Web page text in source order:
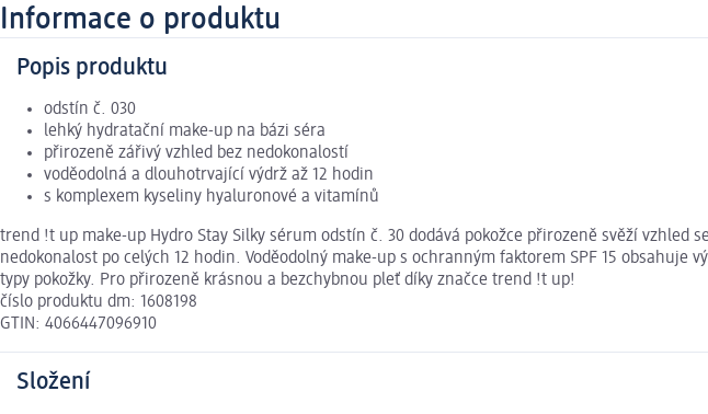
Informace o produktu
Popis produktu
odstín č. 030
lehký hydratační make-up na bázi séra
přirozeně zářivý vzhled bez nedokonalostí
voděodolná a dlouhotrvající výdrž až 12 hodin
s komplexem kyseliny hyaluronové a vitamínů
trend !t up make-up Hydro Stay Silky sérum odstín č. 30 dodává pokožce přirozeně svěží
nedokonalost po celých 12 hodin. Voděodolný make-up s ochranným faktorem SPF 15
typy pokožky. Pro přirozeně krásnou a bezchybnou pleť díky značce trend !t up!
číslo produktu dm: 1608198
GTIN: 4066447096910
Složení